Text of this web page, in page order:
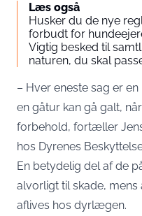
Læs også
Husker du de nye
forbudt for
Vigtig besked til
naturen, du skal
– Hver eneste sag er
en gåtur kan gå galt,
forbehold, fortæller
hos Dyrenes
En betydelig del af de
alvorligt til skade,
aflives hos dyrlægen.